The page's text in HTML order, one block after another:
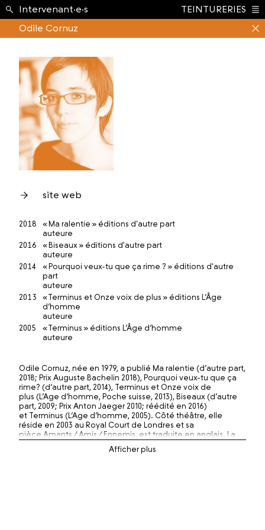
École ›
Intervenant·e·s
TEINTURERIES
Odile Cornuz
site web
2018
« Ma ralentie » éditions d'autre part
auteure
2016
« Biseaux » éditions d'autre part
auteure
2014
« Pourquoi veux-tu que ça rime ? » éditions d'autre
part
auteure
2013
« Terminus et Onze voix de plus » éditions L’Âge
d’homme
auteure
2005
« Terminus » éditions L’Âge d’homme
auteure
Odile Cornuz, née en 1979, a publié Ma ralentie (d’autre part,
2018; Prix Auguste Bachelin 2018), Pourquoi veux-tu que ça
rime? (d’autre part, 2014), Terminus et Onze voix de
plus (L’Age d’homme, Poche suisse, 2013), Biseaux (d’autre
part, 2009; Prix Anton Jaeger 2010; réédité en 2016)
et Terminus (L’Age d’homme, 2005). Côté théâtre, elle
réside en 2003 au Royal Court de Londres et sa
pièce Amants / Amis / Ennemis, est traduite en anglais. La
même année Anne Bisang met en scène sa Saturnale à la
Comédie de Genève. En 2005, Robert Sandoz